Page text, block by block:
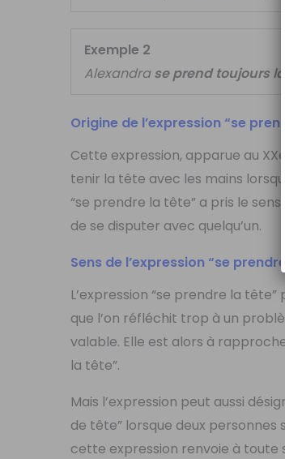
Exemple 2
Alexandrase prend toujours
Origine de l’expression “se
Cette expression, apparue au
tenir la tête avec les mains
“se prendre la tête” a pris le
de se disputer avec quelqu’un.
Sens de l’expression “se
L’expression “se prendre la
que l’on réfléchit trop à un
valable. Elle est alors à
la tête”.
Mais l’expression peut aussi
de tête” lorsque deux personnes
cette expression renvoie à